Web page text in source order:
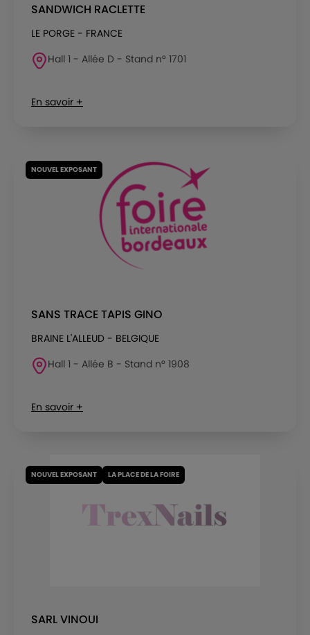
SANDWICH RACLETTE
LE PORGE - FRANCE
Hall 1 - Allée D - Stand n° 1701
En savoir +
NOUVEL EXPOSANT
SANS TRACE TAPIS GINO
BRAINE L'ALLEUD - BELGIQUE
Hall 1 - Allée B - Stand n° 1908
En savoir +
NOUVEL EXPOSANT LA PLACE DE LA FOIRE
SARL VINOUI